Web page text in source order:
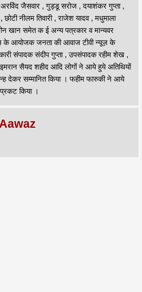
जैसवार , गुड्डू सरोज , दयाशंकर गुप्ता ,
नीलम तिवारी , राजेश यादव , मधुमाला
खान समेत क ई अन्य पत्रकार व मान्यवर
के आयोजक जनता की आवाज टीवी न्यूज़ के
संपादक संदीप गुप्ता , उपसंपादक रहीम शेख ,
, इमरान सैयद शहीद आदि लोगों ने आये हुये अतिथियों
देकर सम्मानित किया । फहीम फारुकी ने आये
किया ।